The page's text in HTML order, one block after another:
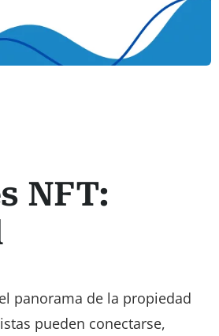
NFT:
panorama de la propiedad
pueden conectarse,